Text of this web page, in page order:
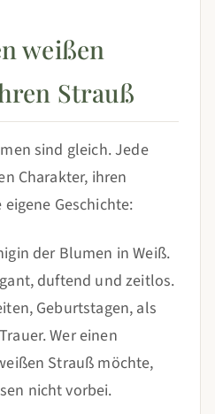
weißen
Strauß
sind gleich. Jede
Charakter, ihren
Geschichte:
der Blumen in Weiß.
duftend und zeitlos.
Geburtstagen, als
Wer einen
Strauß möchte,
nicht vorbei.